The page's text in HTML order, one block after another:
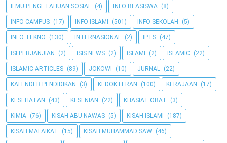
ILMU PENGETAHUAN SOSIAL (4) INFO BEASISWA (8)
INFO CAMPUS (17) INFO ISLAMI (501) INFO SEKOLAH (5)
INFO TEKNO (130) INTERNASIONAL (2) IPTS (47)
ISI PERJANJIAN (2) ISIS NEWS (2) ISLAMI (2) ISLAMIC (22)
ISLAMIC ARTICLES (89) JOKOWI (10) JURNAL (22)
KALENDER PENDIDIKAN (3) KEDOKTERAN (100) KERAJAAN (17)
KESEHATAN (43) KESENIAN (22) KHASIAT OBAT (3)
KIMIA (76) KISAH ABU NAWAS (5) KISAH ISLAMI (187)
KISAH MALAIKAT (15) KISAH MUHAMMAD SAW (46)